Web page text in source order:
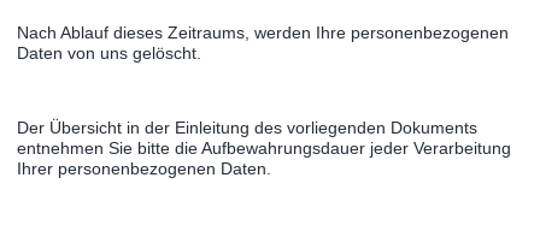
Nach Ablauf dieses Zeitraums, werden Ihre personenbezogenen
Daten von uns gelöscht.
Der Übersicht in der Einleitung des vorliegenden Dokuments
entnehmen Sie bitte die Aufbewahrungsdauer jeder Verarbeitung
Ihrer personenbezogenen Daten.